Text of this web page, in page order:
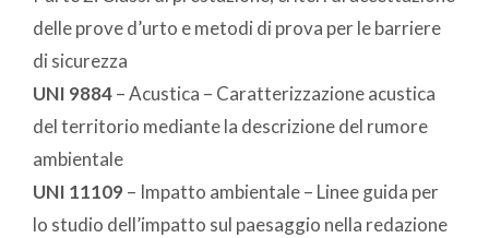
delle prove d’urto e metodi di prova per le barriere
di sicurezza
UNI 9884– Acustica – Caratterizzazione acustica
del territorio mediante la descrizione del rumore
ambientale
UNI 11109 – Impatto ambientale – Linee guida per
lo studio dell’impatto sul paesaggio nella redazione